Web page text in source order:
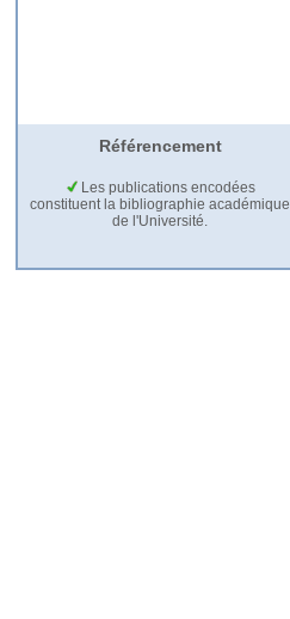
Référencement
Les publications encodées
constituent la bibliographie académique
de l'Université.